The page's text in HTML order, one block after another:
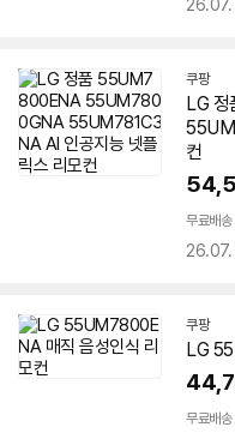
26.07.
쿠팡
LG 정
컨
무료배송
26.07.
쿠팡
LG
무료배송